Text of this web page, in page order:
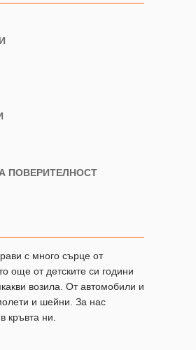
ПОВЕРИТЕЛНОСТ
с много сърце от
още от детските си години
возила. От автомобили и
и шейни. За нас
кръвта ни.